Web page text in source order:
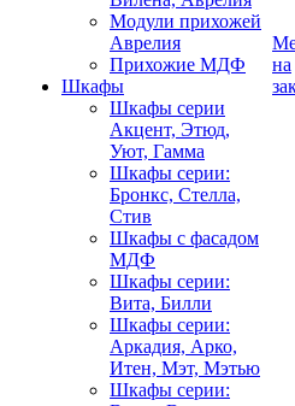
Модули прихожей
Аврелия
Прихожие МДФ
Шкафы
Шкафы серии
Акцент, Этюд,
Уют, Гамма
Шкафы серии:
Бронкс, Стелла,
Стив
Шкафы с фасадом
МДФ
Шкафы серии:
Вита, Билли
Шкафы серии:
Аркадия, Арко,
Итен, Мэт, Мэтью
Шкафы серии:
на